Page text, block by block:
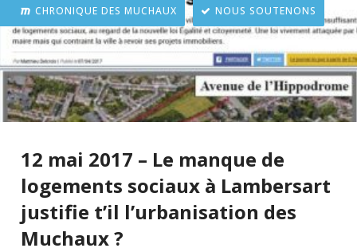
CHRONIQUE DES MUCHAUX NOUS SOUTENONS
12 mai 2017 – Le manque de
logements sociaux à Lambersart
justifie t’il l’urbanisation des
Muchaux ?